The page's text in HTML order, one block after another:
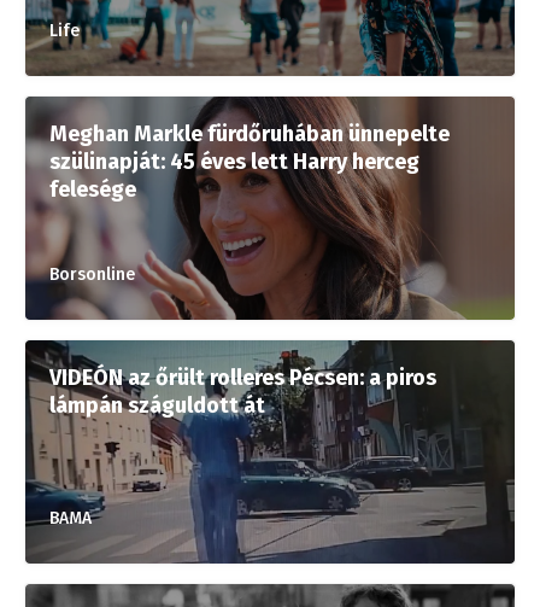
Life
Meghan Markle fürdőruhában ünnepelte
szülinapját: 45 éves lett Harry herceg
felesége
Borsonline
VIDEÓN az őrült rolleres Pécsen: a piros
lámpán száguldott át
BAMA